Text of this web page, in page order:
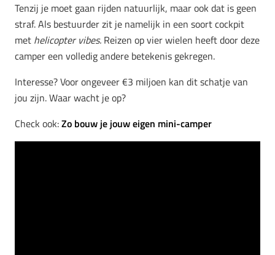
Tenzij je moet gaan rijden natuurlijk, maar ook dat is geen
straf. Als bestuurder zit je namelijk in een soort cockpit
met helicopter vibes. Reizen op vier wielen heeft door deze
camper een volledig andere betekenis gekregen.
Interesse? Voor ongeveer €3 miljoen kan dit schatje van
jou zijn. Waar wacht je op?
Check ook:Zo bouw je jouw eigen mini-camper